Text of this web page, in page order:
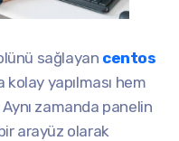
sağlayan centos
yapılması hem
Aynı zamanda panelin
arayüz olarak